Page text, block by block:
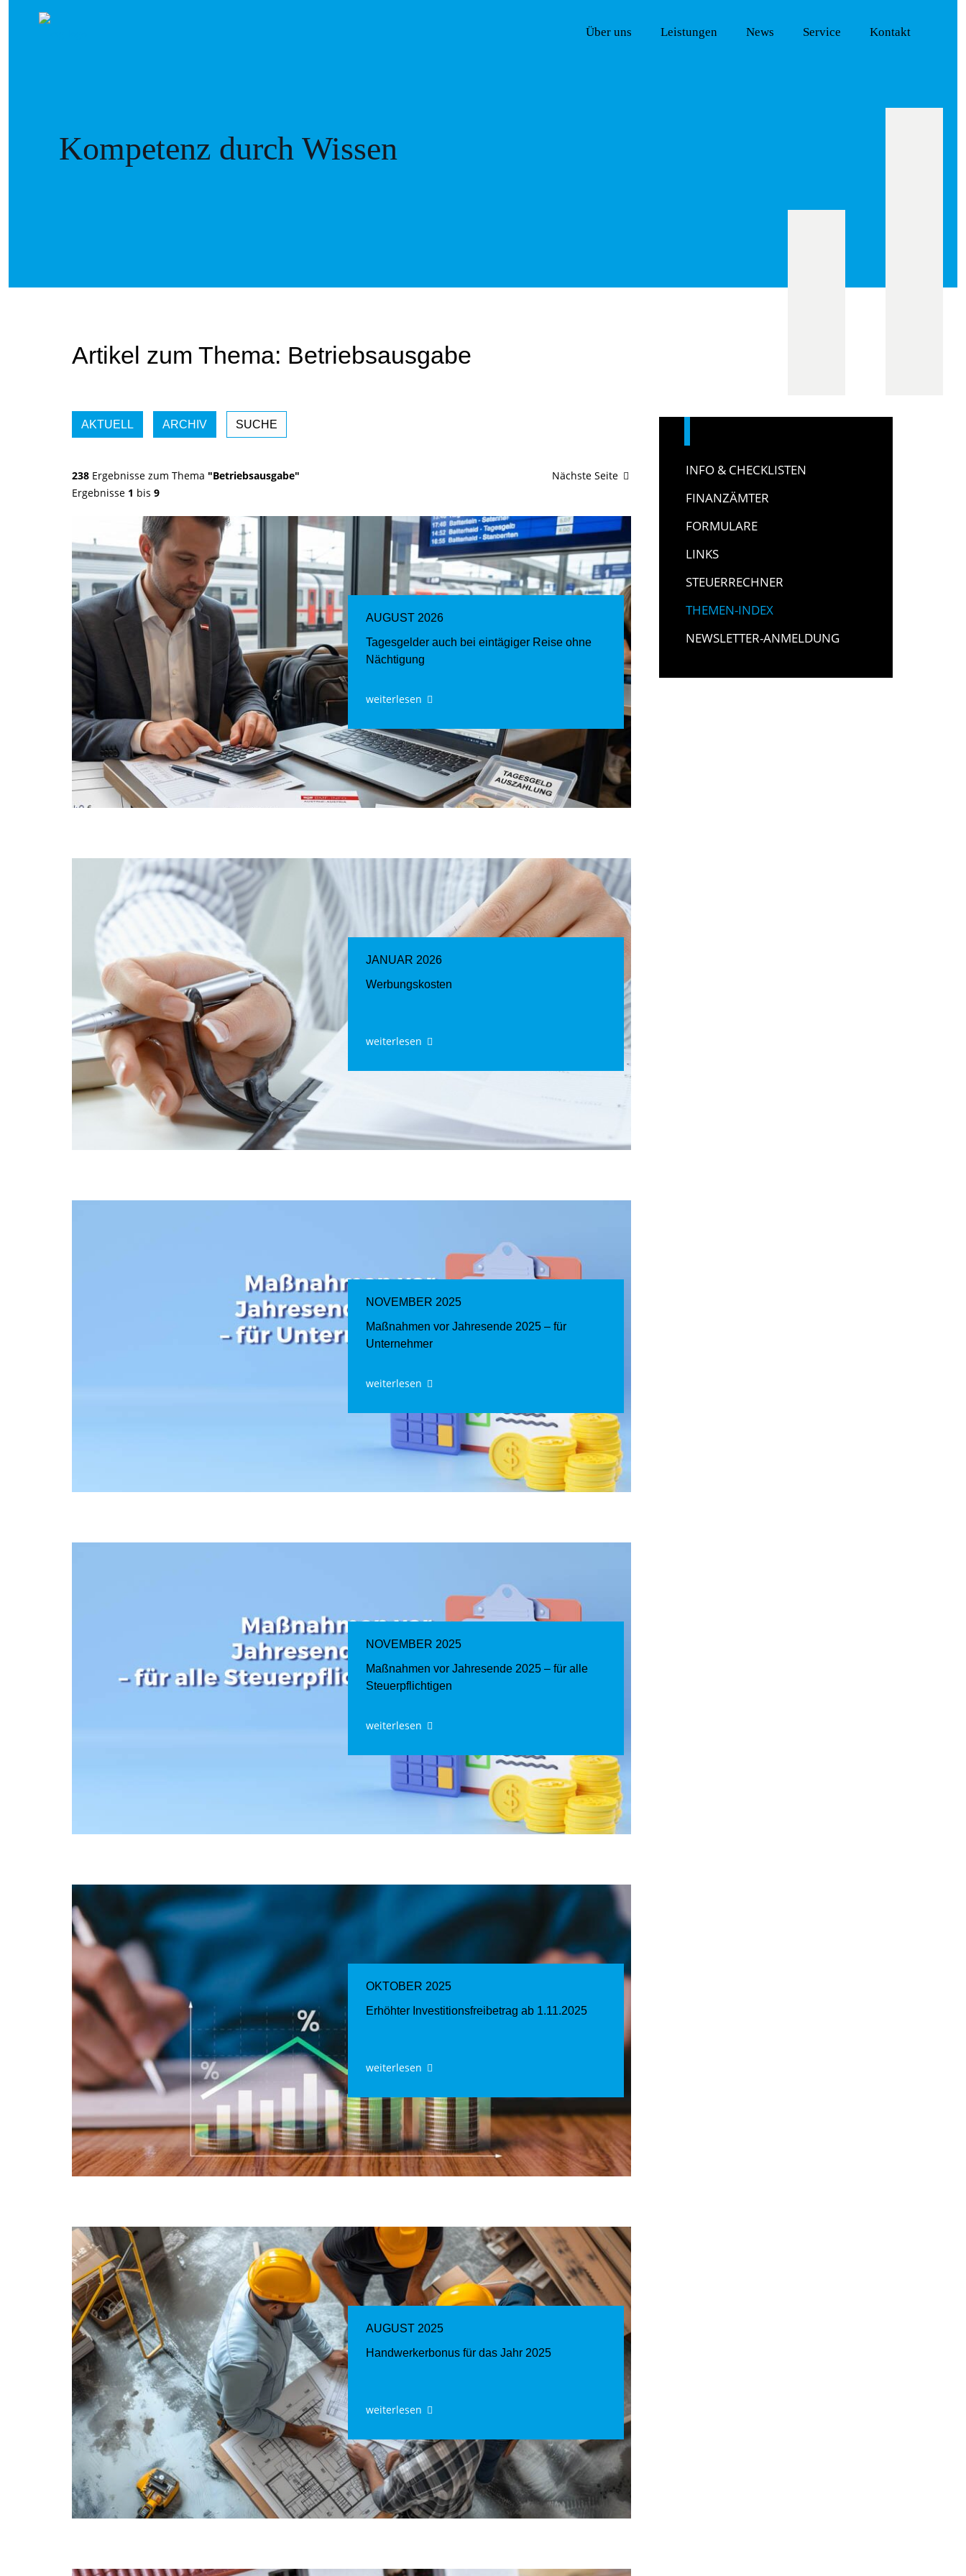
Über uns Leistungen News Service Kontakt
Kompetenz durch Wissen
Artikel zum Thema: Betriebsausgabe
AKTUELL ARCHIV SUCHE
238Ergebnisse zum Thema "Betriebsausgabe"
Ergebnisse 1 bis 9
Nächste Seite
AUGUST 2026
Tagesgelder auch bei eintägiger Reise ohne
Nächtigung
weiterlesen
JANUAR 2026
Werbungskosten
weiterlesen
NOVEMBER 2025
Maßnahmen vor Jahresende 2025 – für
Unternehmer
weiterlesen
NOVEMBER 2025
Maßnahmen vor Jahresende 2025 – für alle
Steuerpflichtigen
weiterlesen
OKTOBER 2025
Erhöhter Investitionsfreibetrag ab 1.11.2025
weiterlesen
AUGUST 2025
Handwerkerbonus für das Jahr 2025
weiterlesen
INFO & CHECKLISTEN
FINANZÄMTER
FORMULARE
LINKS
STEUERRECHNER
THEMEN-INDEX
NEWSLETTER-ANMELDUNG